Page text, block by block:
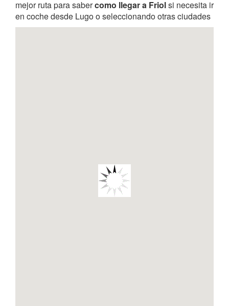
mejor ruta para sabercomo llegar a Friolsi necesita ir
en coche desde Lugo o seleccionando otras ciudades